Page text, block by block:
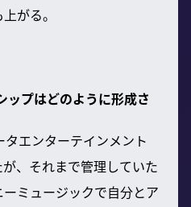
がる。
ップはどのように形成さ
エンターテインメント
、それまで管理していた
ミュージックで自分とア